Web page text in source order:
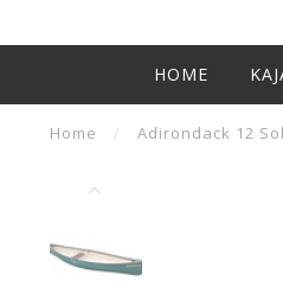
HOME
Home / Adirondack 12